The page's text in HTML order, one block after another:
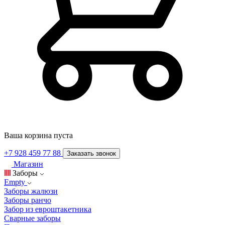
Ваша корзина пуста
+7 928 459 77 88 Заказать звонок
Магазин
Заборы
Empty
Заборы жалюзи
Заборы ранчо
Забор из евроштакетника
Сварные заборы